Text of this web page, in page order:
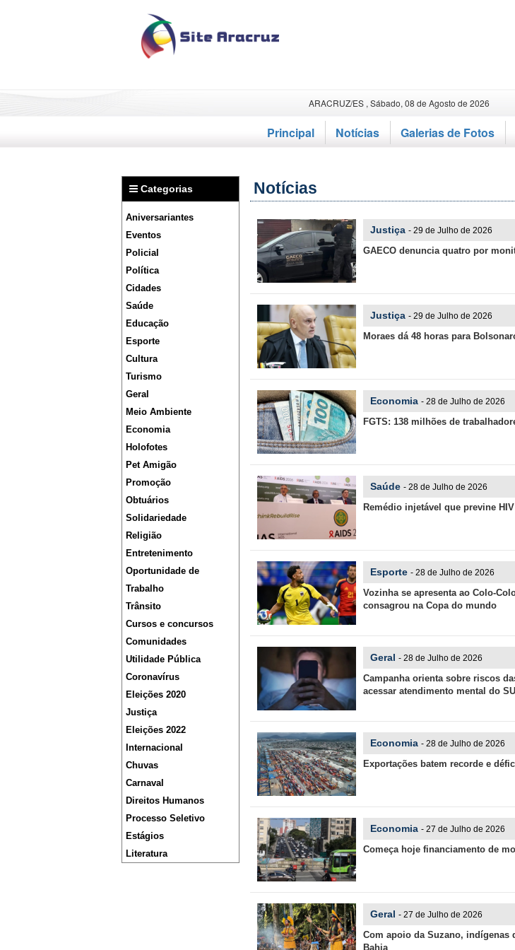
ARACRUZ/ES , Sábado, 08 de Agosto de 2026
Principal Notícias Galerias de Fotos
Categorias
Aniversariantes
Eventos
Policial
Política
Cidades
Saúde
Educação
Esporte
Cultura
Turismo
Geral
Meio Ambiente
Economia
Holofotes
Pet Amigão
Promoção
Obtuários
Solidariedade
Religião
Entretenimento
Oportunidade de
Trabalho
Trânsito
Cursos e concursos
Comunidades
Utilidade Pública
Coronavírus
Eleições 2020
Justiça
Eleições 2022
Internacional
Chuvas
Carnaval
Direitos Humanos
Processo Seletivo
Estágios
Literatura
Notícias
Justiça - 29 de Julho de 2026
GAECO denuncia quatro por
Justiça - 29 de Julho de 2026
Moraes dá 48 horas para
Economia - 28 de Julho de 2026
FGTS: 138 milhões de
Saúde - 28 de Julho de 2026
Remédio injetável que previne
Esporte - 28 de Julho de 2026
Vozinha se apresenta ao Colo-
consagrou na Copa do mundo
Geral - 28 de Julho de 2026
Campanha orienta sobre riscos
acessar atendimento mental do
Economia - 28 de Julho de 2026
Exportações batem recorde e
Economia - 27 de Julho de 2026
Começa hoje financiamento de
Geral - 27 de Julho de 2026
Com apoio da Suzano, indígenas
Bahia